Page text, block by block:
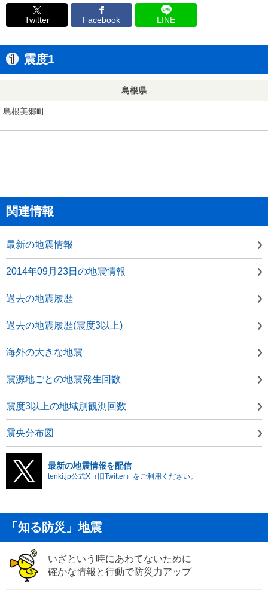
Twitter Facebook LINE
震度1
島根県
島根美郷町
関連情報
最新の地震情報
2014年09月23日の地震情報
過去の地震履歴
過去の地震履歴(震度3以上)
海外の大きな地震
震源地ごとの地震発生回数
震度3以上の地域別観測回数
震央分布図
最新の地震情報を配信
tenki.jp公式X（旧Twitter）をご利用ください。
「知る防災」地震
いざという時にあわてないために
確かな情報と行動で防災力アップ